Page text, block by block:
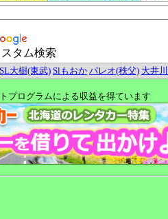
スタム検索
SL大樹(東武) Slもおか パレオ(秩父) 大井
プログラムによる収益を得ています